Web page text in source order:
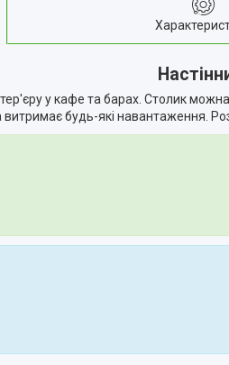
у кафе та барах. Столик
будь-які навантаження.